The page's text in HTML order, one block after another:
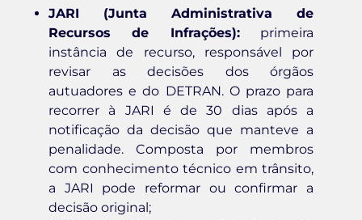
JARI (Junta Administrativa de
Recursos de Infrações):primeira
instância de recurso, responsável por
revisar as decisões dos órgãos
autuadores e do DETRAN. O prazo para
recorrer à JARI é de 30 dias após a
notificação da decisão que manteve a
penalidade. Composta por membros
com conhecimento técnico em trânsito,
a JARI pode reformar ou confirmar a
decisão original;